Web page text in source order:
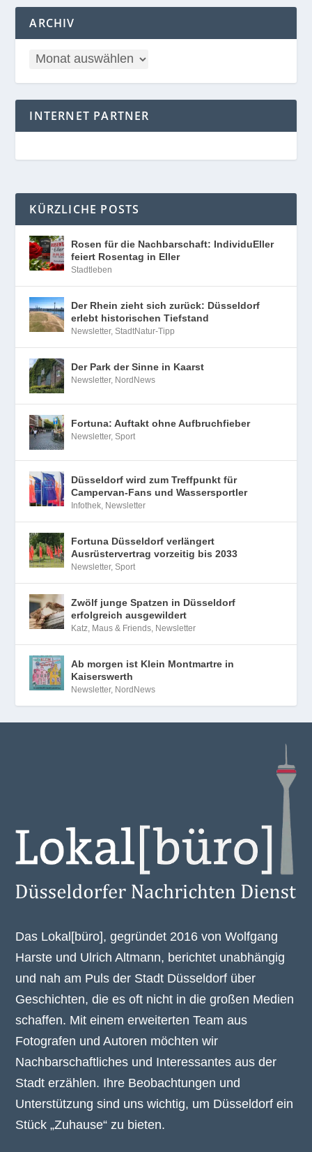
ARCHIV
INTERNET PARTNER
KÜRZLICHE POSTS
Rosen für die Nachbarschaft: IndividuEller
feiert Rosentag in Eller
Stadtleben
Der Rhein zieht sich zurück: Düsseldorf
erlebt historischen Tiefstand
Newsletter,StadtNatur-Tipp
Der Park der Sinne in Kaarst
Newsletter, NordNews
Fortuna: Auftakt ohne Aufbruchfieber
Newsletter,Sport
Düsseldorf wird zum Treffpunkt für
Campervan-Fans und Wassersportler
Infothek Newsletter
Fortuna Düsseldorf verlängert
Ausrüstervertrag vorzeitig bis 2033
Newsletter,Sport
Zwölf junge Spatzen in Düsseldorf
erfolgreich ausgewildert
Katz, Maus & Friends Newsletter
Ab morgen ist Klein Montmartre in
Kaiserswerth
Newsletter, NordNews
Das Lokal[büro], gegründet 2016 von Wolfgang
Harste und Ulrich Altmann, berichtet unabhängig
und nah am Puls der Stadt Düsseldorf über
Geschichten, die es oft nicht in die großen Medien
schaffen. Mit einem erweiterten Team aus
Fotografen und Autoren möchten wir
Nachbarschaftliches und Interessantes aus der
Stadt erzählen. Ihre Beobachtungen und
Unterstützung sind uns wichtig, um Düsseldorf ein
Stück „Zuhause“ zu bieten.